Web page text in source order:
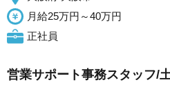
月給25万円～40万円
正社員
営業サポート事務スタッフ/